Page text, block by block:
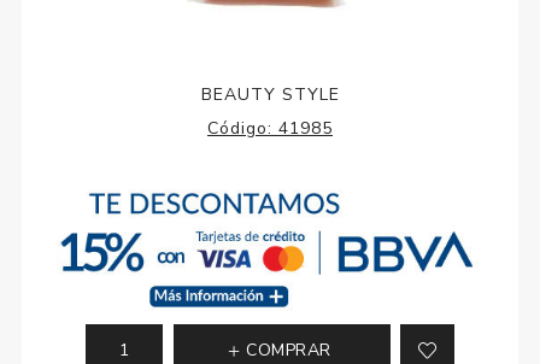
BEAUTY STYLE
Código: 41985
COMPRAR